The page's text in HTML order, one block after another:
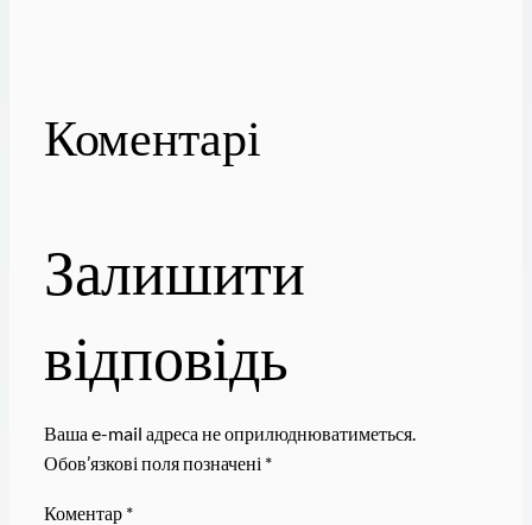
Коментарі
Залишити
відповідь
Ваша e-mail адреса не оприлюднюватиметься.
Обов’язкові поля позначені *
Коментар *